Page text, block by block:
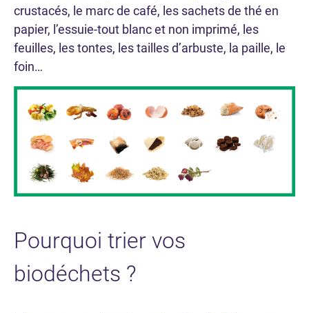
crustacés, le marc de café, les sachets de thé en
papier, l’essuie-tout blanc et non imprimé, les
feuilles, les tontes, les tailles d’arbuste, la paille, le
foin…
Pourquoi trier vos
biodéchets ?